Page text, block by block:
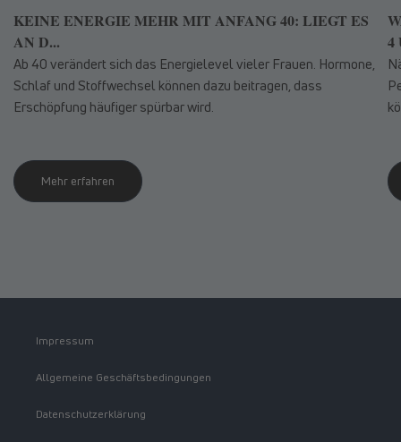
KEINE ENERGIE MEHR MIT ANFANG 40: LIEGT ES
AN D...
Ab 40 verändert sich das Energielevel vieler Frauen. Hormone,
Schlaf und Stoffwechsel können dazu beitragen, dass
Erschöpfung häufiger spürbar wird.
Mehr erfahren
4
Impressum
Allgemeine Geschäftsbedingungen
Datenschutzerklärung